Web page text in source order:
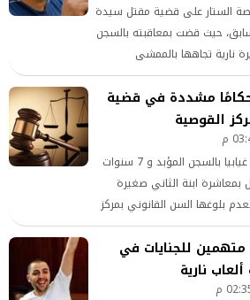
الستار على قضية مقتل سيدة
حيث قضت بمعاقبته بالسجن
نارية تجاهها بالممشى
مشددة في قضية
القوصية
جنايات أسيوط، بمعاقبة شاب غيابيا بالسجن المؤبد و 7 سنوات
ابنة الثاني صغيرة
بلوغها السن القانوني بمركز
إحالة سيد مشاغب و5 متهمين للجنايات في
نارية